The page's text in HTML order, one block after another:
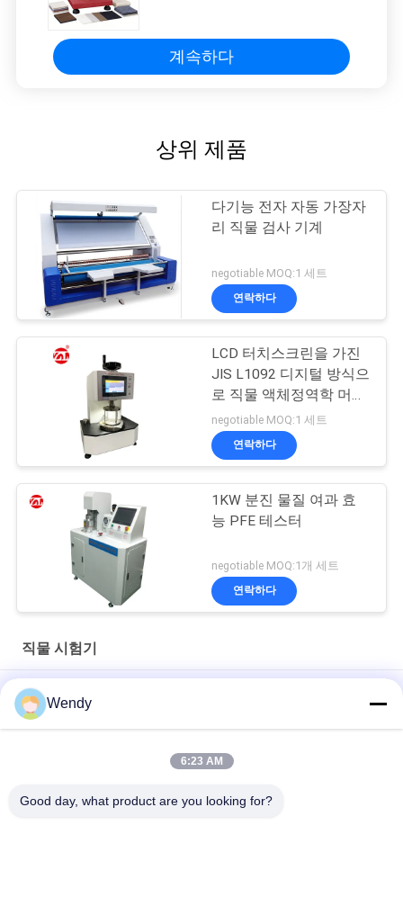
계속하다
상위 제품
다기능 전자 자동 가장자
리 직물 검사 기계
negotiable MOQ:1 세트
연락하다
LCD 터치스크린을 가진
JIS L1092 디지털 방식으
로 직물 액체정역학 머리
검사자
negotiable MOQ:1 세트
연락하다
1KW 분진 물질 여과 효
능 PFE 테스터
negotiable MOQ:1개 세트
연락하다
직물 시험기
ASTM D1417 액체 표면 텐시오미터 고 반복성 동적 표면 텐시오
미터Wendy
6:23 AM
Good day, what product are you looking for?